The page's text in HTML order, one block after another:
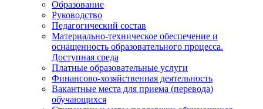
Образование
Руководство
Педагогический состав
Материально-техническое обеспечение и
оснащенность образовательного процесса.
Доступная среда
Платные образовательные услуги
Финансово-хозяйственная деятельность
Вакантные места для приема (перевода)
обучающихся